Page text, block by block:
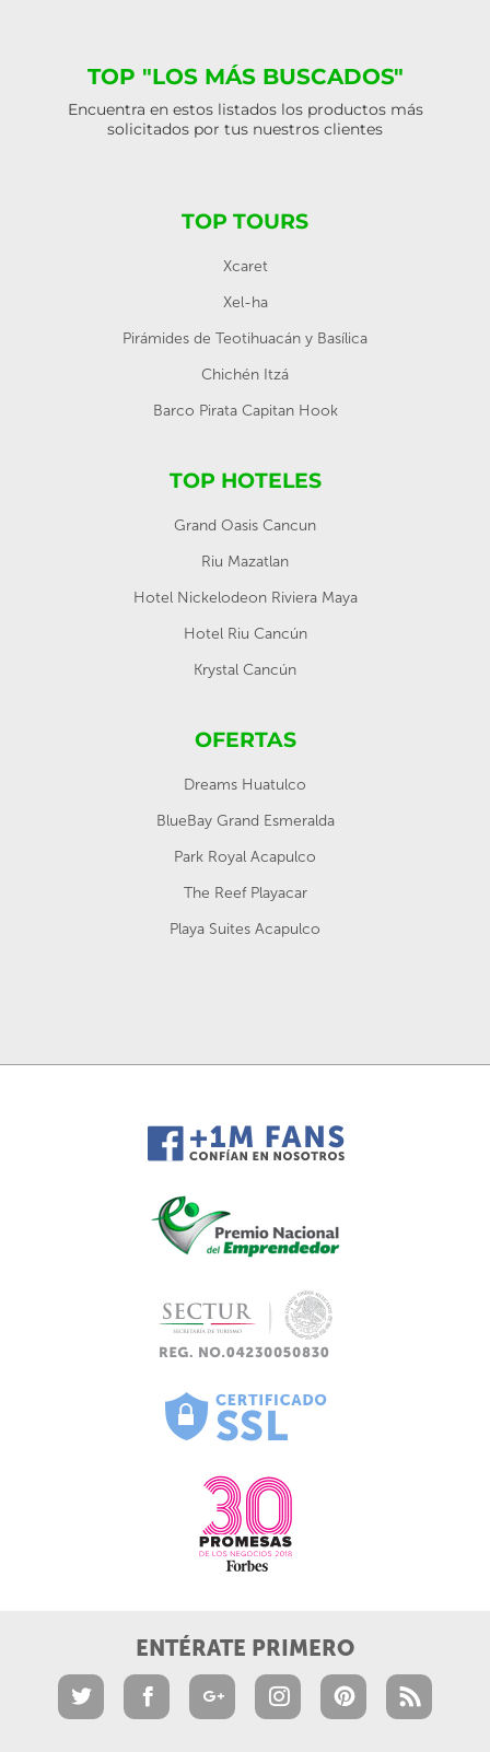
TOP "LOS MÁS BUSCADOS"
Encuentra en estos listados los productos más
solicitados por tus nuestros clientes
TOP TOURS
Xcaret
Xel-ha
Pirámides de Teotihuacán y Basílica
Chichén Itzá
Barco Pirata Capitan Hook
TOP HOTELES
Grand Oasis Cancun
Riu Mazatlan
Hotel Nickelodeon Riviera Maya
Hotel Riu Cancún
Krystal Cancún
OFERTAS
Dreams Huatulco
BlueBay Grand Esmeralda
Park Royal Acapulco
The Reef Playacar
Playa Suites Acapulco
ENTÉRATE PRIMERO